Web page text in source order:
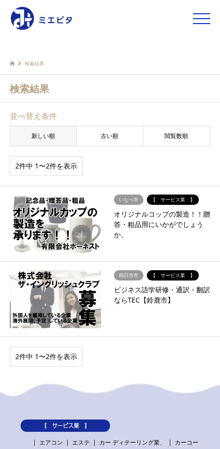
toggle
検索結果
検索結果
並べ替え条件
新しい順 古い順 閲覧数順
2件中 1〜2件を表示
いなべ市 【 サービス業 】
オリジナルコップの製造！！贈
答・粗品用にいかがでしょう
か。
四日市市 【 サービス業 】
ビジネス語学研修・通訳・翻訳
ならTEC【鈴鹿市】
2件中 1〜2件を表示
【 サービス業 】
エアコン
エステ カー ディテーリング業、
カーコー